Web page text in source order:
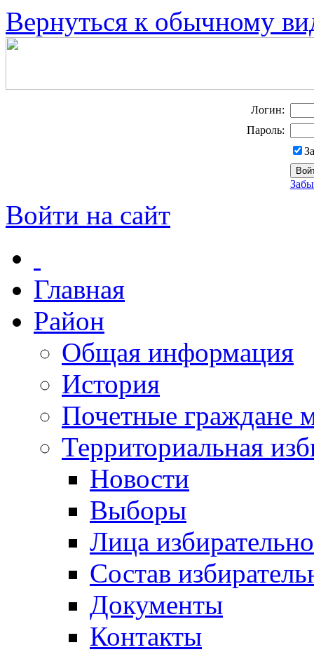
Вернуться к обычному
Логин:
Пароль:
Войти на сайт
Главная
Район
Общая информация
История
Почетные граждане
Территориальная
Новости
Выборы
Лица
Состав
Документы
Контакты